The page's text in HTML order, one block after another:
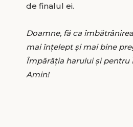
de finalul ei.
Doamne, fă ca
mai înțelept și mai bine
Împărăția harului și pentru
Amin!